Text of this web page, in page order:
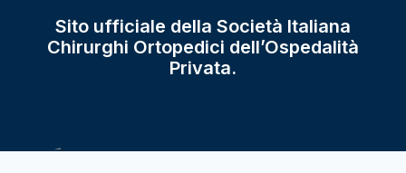
Sito ufficiale della Società Italiana
Chirurghi Ortopedici dell’Ospedalità
Privata.